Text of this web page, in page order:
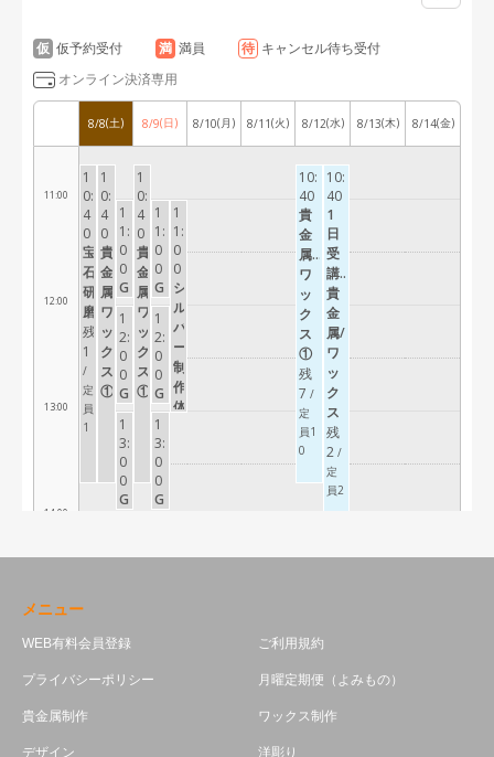
メニュー
WEB有料会員登録 ご利用規約
プライバシーポリシー 月曜定期便（よみもの）
貴金属制作 ワックス制作
デザイン 洋彫り